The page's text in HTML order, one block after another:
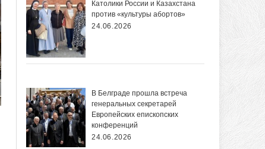
Католики России и Казахстана
против «культуры абортов»
24.06.2026
В Белграде прошла встреча
генеральных секретарей
Европейских епископских
конференций
24.06.2026